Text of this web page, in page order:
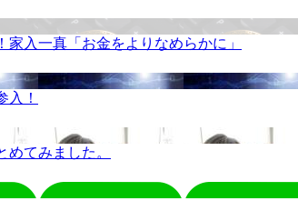
入一真「お金をよりなめらかに」
入！
てみました。